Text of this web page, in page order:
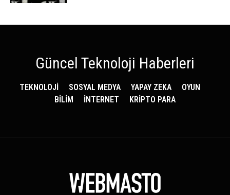
Güncel Teknoloji Haberleri
TEKNOLOJİ SOSYAL MEDYA YAPAY ZEKA
OYUN
BİLİM
İNTERNET KRİPTO PARA